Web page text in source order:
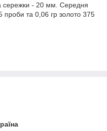
сережки - 20 мм. Середня
проби та 0,06 гр золото 375